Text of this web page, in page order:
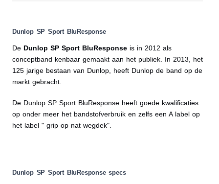
Dunlop SP Sport BluResponse
De Dunlop SP Sport BluResponse is in 2012 als
conceptband kenbaar gemaakt aan het publiek. In 2013, het
125 jarige bestaan van Dunlop, heeft Dunlop de band op de
markt gebracht.
De Dunlop SP Sport BluResponse heeft goede kwalificaties
op onder meer het bandstofverbruik en zelfs een A label op
het label " grip op nat wegdek".
Dunlop SP Sport BluResponse specs